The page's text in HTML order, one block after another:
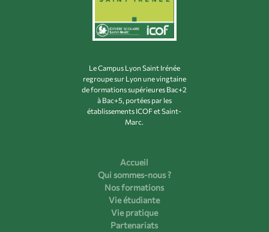
Le Campus Lyon Saint Irénée
regroupe sur Lyon une vingtaine
de formations supérieures Bac+2
à Bac+5, portées par les
établissements ICOF et Saint-
Marc.
Accueil
Qui sommes-nous ?
Nos formations
Vie étudiante
Vie pratique
Partenariats